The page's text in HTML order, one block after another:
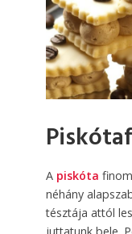
A piskóta
néhány
tésztája attól